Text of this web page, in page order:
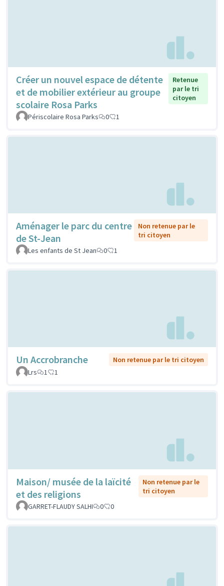
Créer un nouvel espace de détente
et de mobilier extérieur au groupe
scolaire Rosa Parks
Retenue
par le tri
citoyen
Périscolaire Rosa Parks 0 1
Aménager le parc du centre
de St-Jean
Non retenue par le
tri citoyen
Les enfants de St Jean
0 1
Un Accrobranche
Non retenue par le tri citoyen
Lrs
1 1
Maison/ musée de la laïcité
et des religions
Non retenue par le
tri citoyen
GARRET-FLAUDY SALHI
0 0